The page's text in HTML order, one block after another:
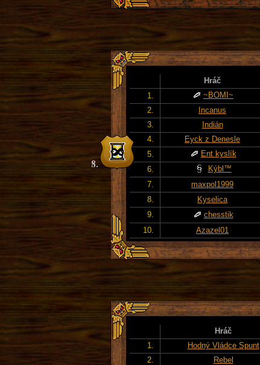
Hráč
1.
~BOMI~
2.
Incanus
3.
Indián
4.
Eyck z Denesle
5.
Ent kyslík
6.
Kýbl™
7.
maxpol1999
8.
Kyselica
9.
chesstik
10.
Azazel01
Hráč
1.
Hodný Vládce Spunt
2.
Rebel